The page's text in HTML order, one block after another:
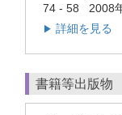
74 - 58 2008
▶ 詳細を見る
書籍等出版物